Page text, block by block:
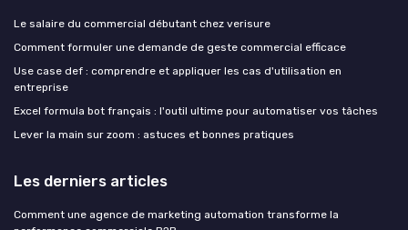
Le salaire du commercial débutant chez verisure
Comment formuler une demande de geste commercial efficace
Use case def : comprendre et appliquer les cas d'utilisation en
entreprise
Excel formula bot français : l'outil ultime pour automatiser vos tâches
Lever la main sur zoom : astuces et bonnes pratiques
Les derniers articles
Comment une agence de marketing automation transforme la